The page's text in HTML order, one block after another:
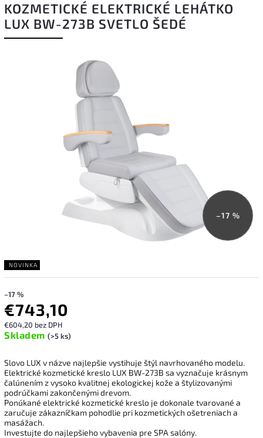
KOZMETICKÉ ELEKTRICKÉ LEHÁTKO
LUX BW-273B SVETLO ŠEDÉ
–17 %
NOVINKA
–17 %
€743,10
€604,20 bez DPH
Skladem (>5 ks)
Slovo LUX v názve najlepšie vystihuje štýl navrhovaného modelu.
Elektrické kozmetické kreslo LUX BW-273B sa vyznačuje krásnym
čalúnením z vysoko kvalitnej ekologickej kože a štylizovanými
podrúčkami zakončenými drevom.
Ponúkané elektrické kozmetické kreslo je dokonale tvarované a
zaručuje zákazníčkam pohodlie pri kozmetických ošetreniach a
masážach.
Investujte do najlepšieho vybavenia pre SPA salóny.